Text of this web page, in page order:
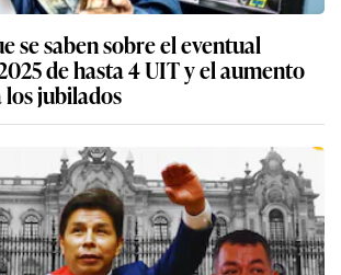
se saben sobre el eventual
de hasta 4 UIT y el aumento
los jubilados